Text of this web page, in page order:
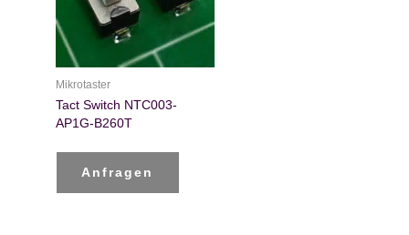
Mikrotaster
Tact Switch NTC003-
AP1G-B260T
Anfragen